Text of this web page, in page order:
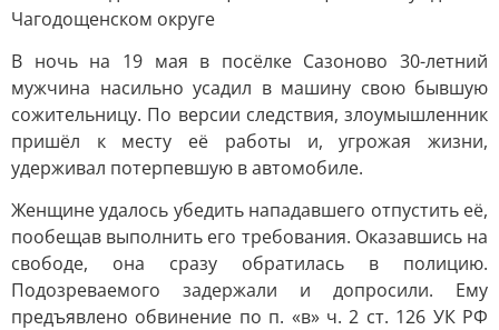
Чагодощенском округе
В ночь на 19 мая в посёлке Сазоново 30-летний
мужчина насильно усадил в машину свою бывшую
сожительницу. По версии следствия, злоумышленник
пришёл к месту её работы и, угрожая жизни,
удерживал потерпевшую в автомобиле.
Женщине удалось убедить нападавшего отпустить её,
пообещав выполнить его требования. Оказавшись на
свободе, она сразу обратилась в полицию.
Подозреваемого задержали и допросили. Ему
предъявлено обвинение по п. «в» ч. 2 ст. 126 УК РФ